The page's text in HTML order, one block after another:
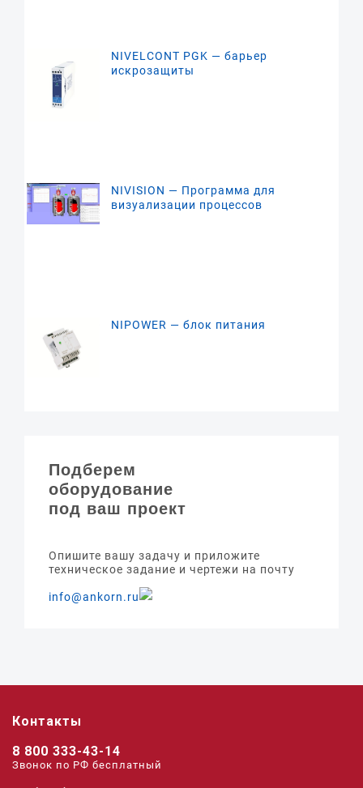
NIVELCONT PGK — барьер
искрозащиты
NIVISION — Программа для
визуализации процессов
NIPOWER — блок питания
Подберем
оборудование
под ваш проект
Опишите вашу задачу и приложите
техническое задание и чертежи на почту
info@ankorn.ru
Контакты
8 800 333-43-14
Звонок по РФ беcплатный